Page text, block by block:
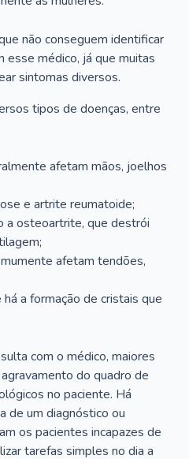
não conseguem identificar
esse médico, já que muitas
sintomas diversos.
tipos de doenças, entre
afetam mãos, joelhos
e artrite reumatoide;
a osteoartrite, que destrói
afetam tendões,
a formação de cristais que
com o médico, maiores
do quadro de
no paciente. Há
de um diagnóstico ou
os pacientes incapazes de
tarefas simples no dia a